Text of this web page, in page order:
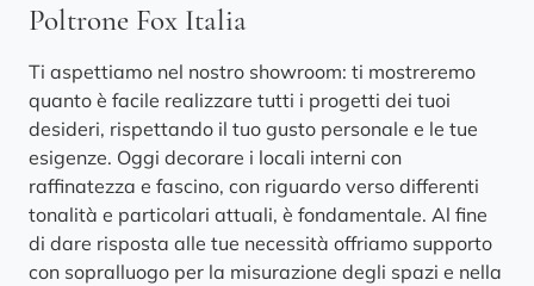
Poltrone Fox Italia
Ti aspettiamo nel nostro showroom: ti mostreremo
quanto è facile realizzare tutti i progetti dei tuoi
desideri, rispettando il tuo gusto personale e le tue
esigenze. Oggi decorare i locali interni con
raffinatezza e fascino, con riguardo verso differenti
tonalità e particolari attuali, è fondamentale. Al fine
di dare risposta alle tue necessità offriamo supporto
con sopralluogo per la misurazione degli spazi e nella